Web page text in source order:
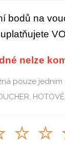
bodů na
nelze
pouze
⭐ ⭐